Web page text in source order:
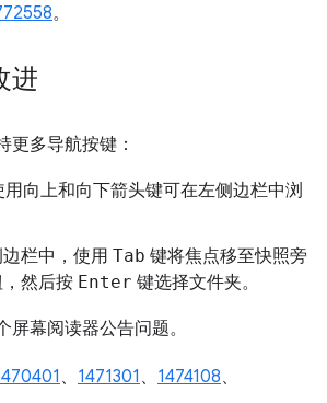
。
进
更多导航按键：
用向上和向下箭头键可在左侧边栏中浏
栏中，使用 Tab 键将焦点移至快照旁
然后按 Enter 键选择文件夹。
屏幕阅读器公告问题。
、 1471301 、 1474108、